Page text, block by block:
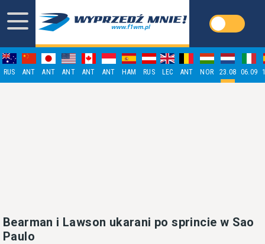
RUS ANT ANT ANT ANT ANT HAM RUS LEC ANT NOR 23.08 06.09
Bearman i Lawson ukarani po sprincie w Sao
Paulo